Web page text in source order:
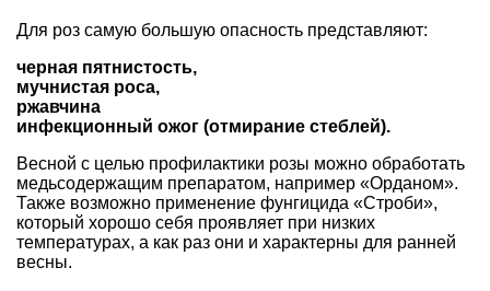
Для роз самую большую опасность представляют:
черная пятнистость,
мучнистая роса,
ржавчина
инфекционный ожог (отмирание стеблей).
Весной с целью профилактики розы можно обработать
медьсодержащим препаратом, например «Орданом».
Также возможно применение фунгицида «Строби»,
который хорошо себя проявляет при низких
температурах, а как раз они и характерны для ранней
весны.